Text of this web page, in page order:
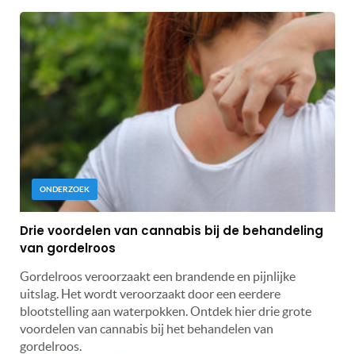
ONDERZOEK
Drie voordelen van cannabis bij de behandeling
van gordelroos
Gordelroos veroorzaakt een brandende en pijnlijke
uitslag. Het wordt veroorzaakt door een eerdere
blootstelling aan waterpokken. Ontdek hier drie grote
voordelen van cannabis bij het behandelen van
gordelroos.